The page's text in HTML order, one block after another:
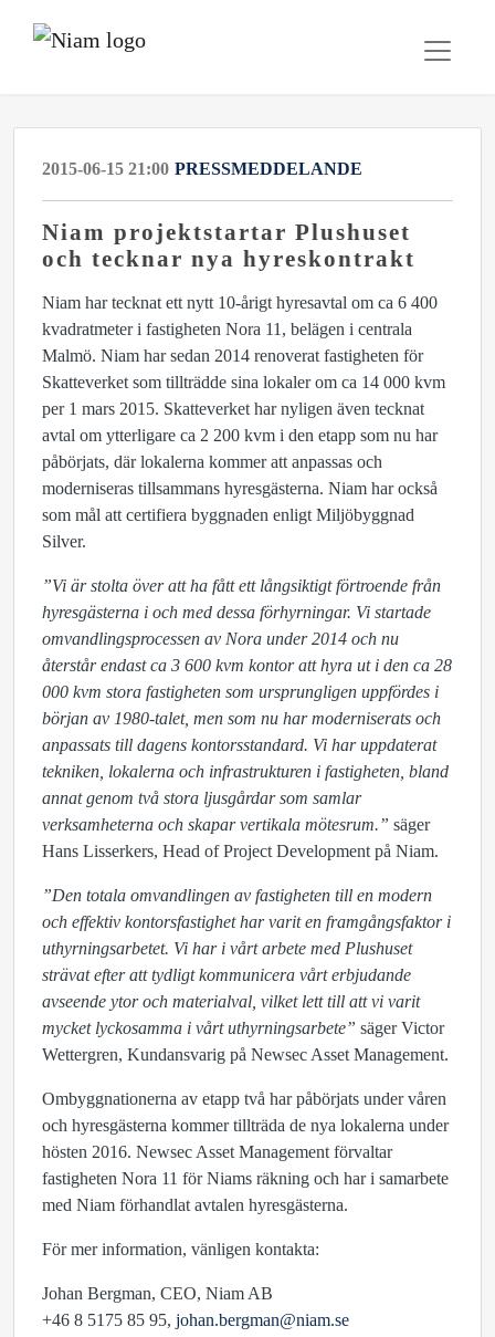
2015-06-15 21:00 PRESSMEDDELANDE
Niam projektstartar Plushuset
och tecknar nya hyreskontrakt
Niam har tecknat ett nytt 10-årigt hyresavtal om ca 6 400
kvadratmeter i fastigheten Nora 11, belägen i centrala
Malmö. Niam har sedan 2014 renoverat fastigheten för
Skatteverket som tillträdde sina lokaler om ca 14 000 kvm
per 1 mars 2015. Skatteverket har nyligen även tecknat
avtal om ytterligare ca 2 200 kvm i den etapp som nu har
påbörjats, där lokalerna kommer att anpassas och
moderniseras tillsammans hyresgästerna. Niam har också
som mål att certifiera byggnaden enligt Miljöbyggnad
Silver.
”Vi är stolta över att ha fått ett långsiktigt förtroende från
hyresgästerna i och med dessa förhyrningar. Vi startade
omvandlingsprocessen av Nora under 2014 och nu
återstår endast ca 3 600 kvm kontor att hyra ut i den ca 28
000 kvm stora fastigheten som ursprungligen uppfördes i
början av 1980-talet, men som nu har moderniserats och
anpassats till dagens kontorsstandard. Vi har uppdaterat
tekniken, lokalerna och infrastrukturen i fastigheten, bland
annat genom två stora ljusgårdar som samlar
verksamheterna och skapar vertikala mötesrum.” säger
Hans Lisserkers, Head of Project Development på Niam.
”Den totala omvandlingen av fastigheten till en modern
och effektiv kontorsfastighet har varit en framgångsfaktor i
uthyrningsarbetet. Vi har i vårt arbete med Plushuset
strävat efter att tydligt kommunicera vårt erbjudande
avseende ytor och materialval, vilket lett till att vi varit
mycket lyckosamma i vårt uthyrningsarbete” säger Victor
Wettergren, Kundansvarig på Newsec Asset Management.
Ombyggnationerna av etapp två har påbörjats under våren
och hyresgästerna kommer tillträda de nya lokalerna under
hösten 2016. Newsec Asset Management förvaltar
fastigheten Nora 11 för Niams räkning och har i samarbete
med Niam förhandlat avtalen hyresgästerna.
För mer information, vänligen kontakta:
Johan Bergman, CEO, Niam AB
+46 8 5175 85 95, johan.bergman@niam.se